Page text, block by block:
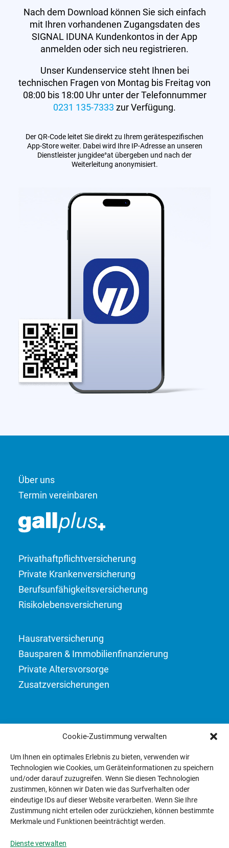
Cookie-Zustimmung verwalten
Um Ihnen ein optimales Erlebnis zu bieten, verwenden wir
Technologien wie Cookies, um Geräteinformationen zu speichern
und/oder darauf zuzugreifen. Wenn Sie diesen Technologien
zustimmen, können wir Daten wie das Surfverhalten oder
eindeutige IDs auf dieser Website verarbeiten. Wenn Sie Ihre
Zustimmung nicht erteilen oder zurückziehen, können bestimmte
Merkmale und Funktionen beeinträchtigt werden.
Dienste verwalten
Nach dem Download können Sie sich einfach
mit Ihren vorhandenen Zugangsdaten des
SIGNAL IDUNA Kundenkontos in der App
anmelden oder sich neu registrieren.
Unser Kundenservice steht Ihnen bei
technischen Fragen von Montag bis Freitag von
08:00 bis 18:00 Uhr unter der Telefonnummer
0231 135-7333 zur Verfügung.
Der QR-Code leitet Sie direkt zu Ihrem gerätespezifischen
App-Store weiter. Dabei wird Ihre IP-Adresse an unseren
Dienstleister jungidee°at übergeben und nach der
Weiterleitung anonymisiert.
Über uns
Termin vereinbaren
Privathaftpflicht­­versicherung
Private Kranken­versicherung
Berufsunfähigkeits­­versicherung
Risikolebens­versicherung
Hausrat­versicherung
Bausparen & Immobilien­finanzierung
Private Altersvorsorge
Zusatzversicherungen
100% EMPFEHLUNGEN
Mehr Infos